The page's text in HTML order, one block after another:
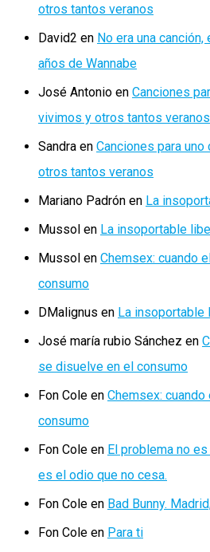
otros tantos veranos
David2 en No era una
años de Wannabe
José Antonio en Canciones
vivimos y otros tantos veranos
Sandra en Canciones para
otros tantos veranos
Mariano Padrón en La
Mussol en La insoportable
Mussol en Chemsex: cuando
consumo
DMalignus en La insoportable
José maría rubio Sánchez en
se disuelve en el consumo
Fon Cole en Chemsex:
consumo
Fon Cole en El problema no
es el odio que no cesa.
Fon Cole en Bad Bunny.
Fon Cole en Para ti